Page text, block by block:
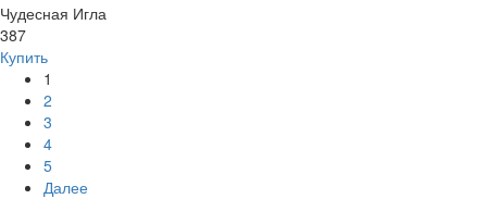
Чудесная Игла
387
Купить
1
2
3
4
5
Далее